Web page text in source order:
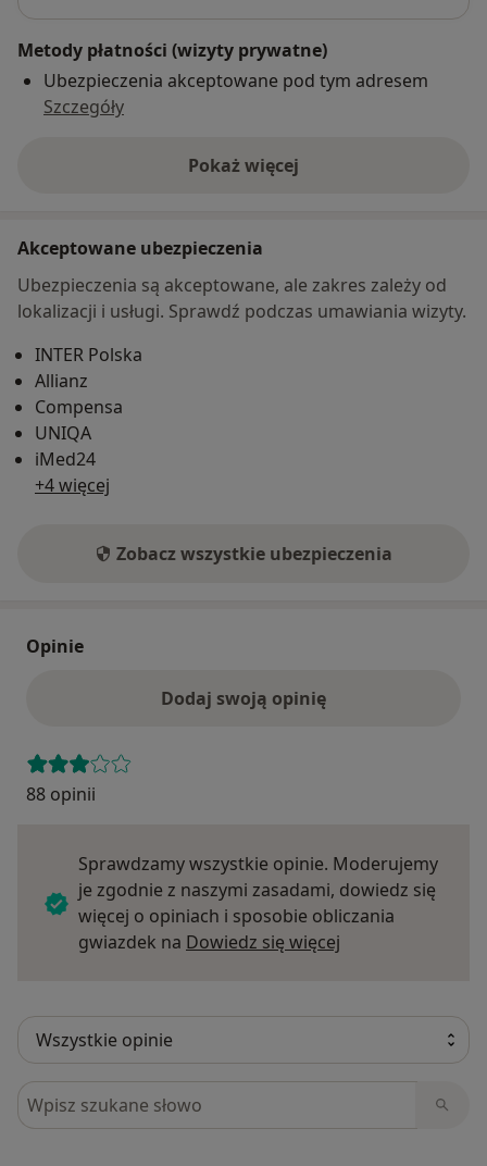
Metody płatności (wizyty prywatne)
Ubezpieczenia akceptowane pod tym adresem
Szczegóły
Pokaż więcej
o adresie
Akceptowane ubezpieczenia
Ubezpieczenia są akceptowane, ale zakres zależy od
lokalizacji i usługi. Sprawdź podczas umawiania wizyty.
INTER Polska
Allianz
Compensa
UNIQA
iMed24
+4 więcej
Zobacz wszystkie ubezpieczenia
Opinie
Dodaj swoją opinię
88 opinii
Sprawdzamy wszystkie opinie. Moderujemy
je zgodnie z naszymi zasadami, dowiedz się
więcej o opiniach i sposobie obliczania
gwiazdek na Dowiedz się więcej
Szukaj w opiniach